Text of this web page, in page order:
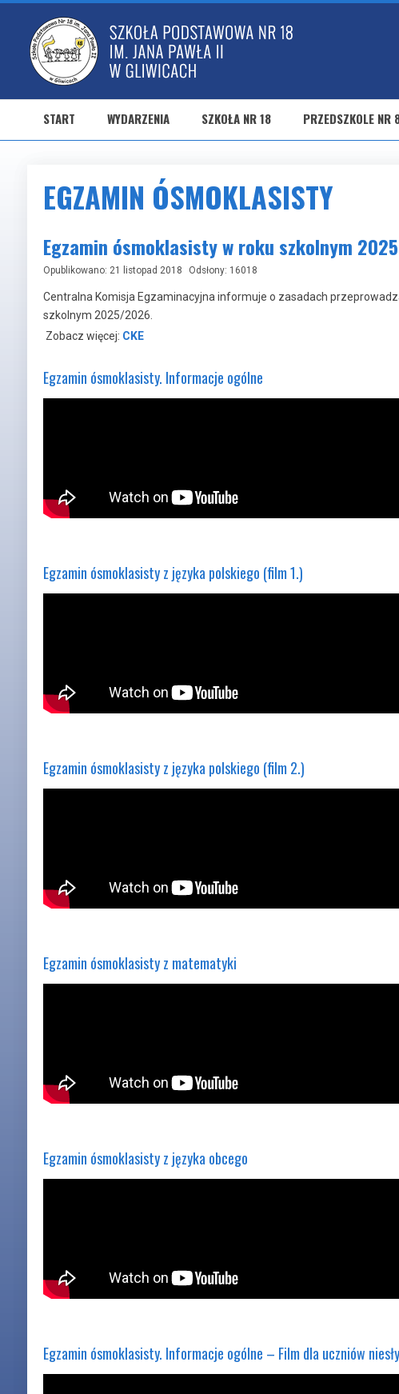
START WYDARZENIA SZKOŁA NR 18 PRZEDSZKOLE NR
EGZAMIN ÓSMOKLASISTY
Egzamin ósmoklasisty w roku szkolnym
Opublikowano: 21 listopad 2018 Odsłony: 16018
Centralna Komisja Egzaminacyjna informuje o zasadach
szkolnym 2025/2026.
Zobacz więcej: CKE
Egzamin ósmoklasisty. Informacje ogólne
Egzamin ósmoklasisty z języka polskiego (film 1.)
Egzamin ósmoklasisty z języka polskiego (film 2.)
Egzamin ósmoklasisty z matematyki
Egzamin ósmoklasisty z języka obcego
Egzamin ósmoklasisty. Informacje ogólne – Film dla uczniów